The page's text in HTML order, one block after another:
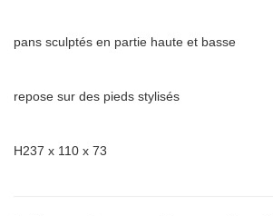
pans sculptés en partie haute et basse
repose sur des pieds stylisés
H237 x 110 x 73